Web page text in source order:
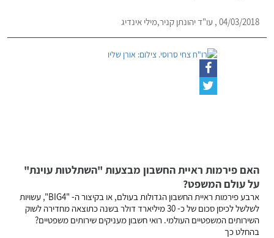
04/03/2018 , עו"ד יהונתן קניר,מילי אינדיג
האם פירמות ראיית החשבון מבצעות "השתלטות עוינת"
על עולם המשפט?
ארבע פירמות ראיית החשבון הגדולות בעולם, או בקיצור ה- "BIG4", עשויות
לשלשל לכיסן סכום של כ- 30 מיליארד דולר בשנה כתוצאה מחדירה לשוק
השירותים המשפטיים העולמי. רואי חשבון מעניקים שירותים משפטיים?
בהחלט כך